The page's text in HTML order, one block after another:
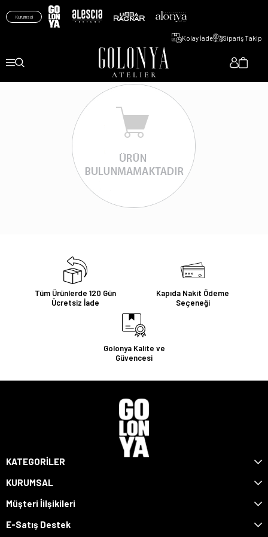
Kurumsal
Kolay İade Sipariş Takip
Tüm Ürünlerde 120 Gün
Ücretsiz İade
Kapıda Nakit Ödeme
Seçeneği
Golonya Kalite ve
Güvencesi
KATEGORİLER
KURUMSAL
Müşteri İilşikileri
E-Satış Destek